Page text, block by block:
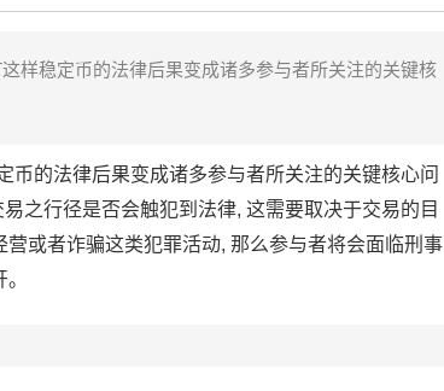
样稳定币的法律后果变成诸多参与者所关注的关键核
的法律后果变成诸多参与者所关注的关键核心问
之行径是否会触犯到法律, 这需要取决于交易的目
或者诈骗这类犯罪活动, 那么参与者将会面临刑事